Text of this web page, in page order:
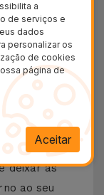
oferece
seu
de estilo ao
elegantes
uma
escolher
ou sem
deixar as
ao seu
a
de serviços e
dados
personalizar os
de cookies
página de
Aceitar